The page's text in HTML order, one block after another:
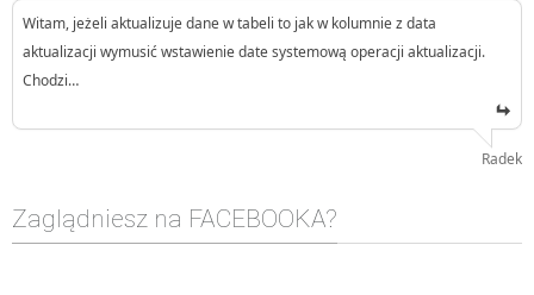
Witam, jeżeli aktualizuje dane w tabeli to jak w kolumnie z data
aktualizacji wymusić wstawienie date systemową operacji aktualizacji.
Chodzi…
Radek
Zaglądniesz na FACEBOOKA?